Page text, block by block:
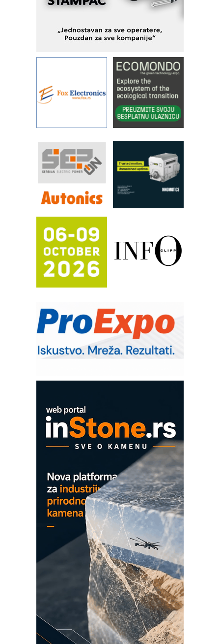
Fleksibilno stezanje i brzo
KIP KOP – napredna rešenja za
savremene industrijske i logističke
Alba d.o.o. – 35 godina preciznosti u
metrologiji i pametnim dozirnim
rešenjima
IBeRTIM - oprema za ispitivanje
STAUFF – Komponente koje
sistema
YAMADA pumpe – japanska
pouzdanost u transferu fluida
Filtration Group Industrial – Napredna
rešenja za filtraciju u hidrauličkim i
procesnim sistemima
FANUC: Najbolje za vašu pametnu
automatizaciju
Efikasno upravljanje energijom
Automatizacija pakovanja · Display
(Shelf-Ready) omotnice
Potpuna efikasnost bez složenih
Trajna oznaka kao dugoročna korist
Bezbednost na prvom mestu!
IB BLUMENAUER - više od 40 godina
poverenja u industriji
OBO sistemi mrežastih nosača kablova
Proizvodnja iC7 Hybrid 1500 VDC
mrežnog pretvarača sa tečnim
hlađenjem